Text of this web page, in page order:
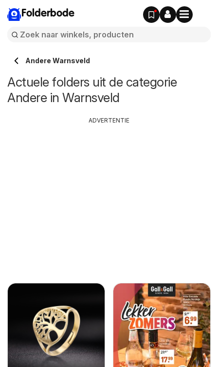
Folderbode
Andere Warnsveld
Actuele folders uit de categorie
Andere in Warnsveld
ADVERTENTIE